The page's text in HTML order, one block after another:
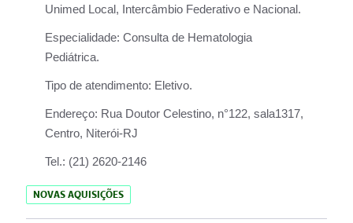
Unimed Local, Intercâmbio Federativo e Nacional.
Especialidade: Consulta de Hematologia
Pediátrica.
Tipo de atendimento: Eletivo.
Endereço: Rua Doutor Celestino, n°122, sala1317,
Centro, Niterói-RJ
Tel.: (21) 2620-2146
NOVAS AQUISIÇÕES